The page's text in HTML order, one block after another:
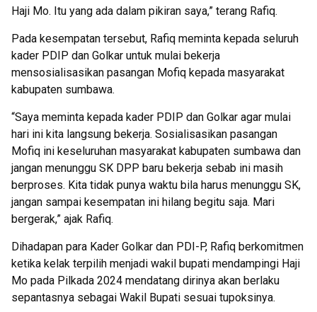
Haji Mo. Itu yang ada dalam pikiran saya,” terang Rafiq.
Pada kesempatan tersebut, Rafiq meminta kepada seluruh
kader PDIP dan Golkar untuk mulai bekerja
mensosialisasikan pasangan Mofiq kepada masyarakat
kabupaten sumbawa.
“Saya meminta kepada kader PDIP dan Golkar agar mulai
hari ini kita langsung bekerja. Sosialisasikan pasangan
Mofiq ini keseluruhan masyarakat kabupaten sumbawa dan
jangan menunggu SK DPP baru bekerja sebab ini masih
berproses. Kita tidak punya waktu bila harus menunggu SK,
jangan sampai kesempatan ini hilang begitu saja. Mari
bergerak,” ajak Rafiq.
Dihadapan para Kader Golkar dan PDI-P, Rafiq berkomitmen
ketika kelak terpilih menjadi wakil bupati mendampingi Haji
Mo pada Pilkada 2024 mendatang dirinya akan berlaku
sepantasnya sebagai Wakil Bupati sesuai tupoksinya.